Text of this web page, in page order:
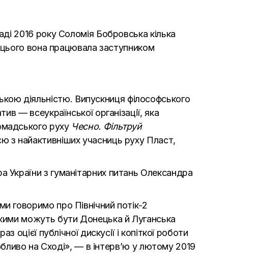
2016 року Соломія Бобровська кілька
цього вона працювала заступником
діяльністю. Випускниця філософського
— всеукраїнської організації, яка
руху Чесно. Фільтруй
з найактивніших учасниць руху Пласт,
України з гуманітарних питань Олександра
говоримо про Північний потік-2
можуть бути Донецька й Луганська
публічної дискусії і копіткої роботи
на Сході», — в інтерв’ю у лютому 2019